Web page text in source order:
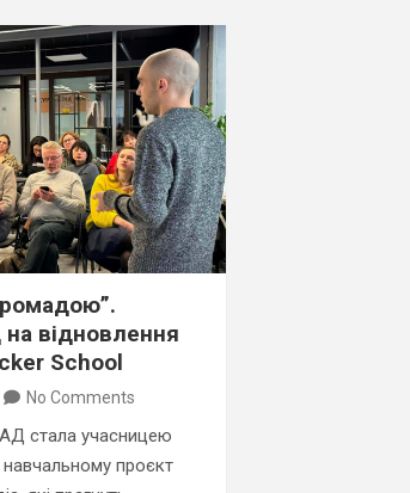
відновлення
School
No Comments
стала учасницею
проєкт